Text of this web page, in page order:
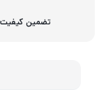
تضمین کیفیت